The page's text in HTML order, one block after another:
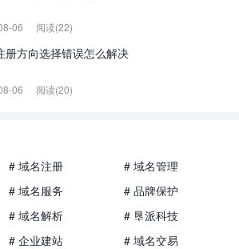
06 阅读(22)
册方向选择错误怎么解决
06 阅读(20)
# 域名注册
# 域名管理
# 域名服务
# 品牌保护
# 域名解析
# 垦派科技
# 企业建站
# 域名交易